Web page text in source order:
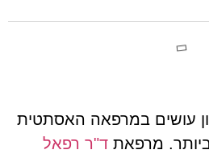
עושים במרפאה האסתטית
מרפאת ד"ר רפאל